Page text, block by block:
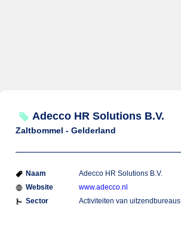
Adecco HR Solutions B.V.
Zaltbommel - Gelderland
Naam
Adecco HR Solutions B.V.
Website
www.adecco.nl
Sector
Activiteiten van uitzendbureaus